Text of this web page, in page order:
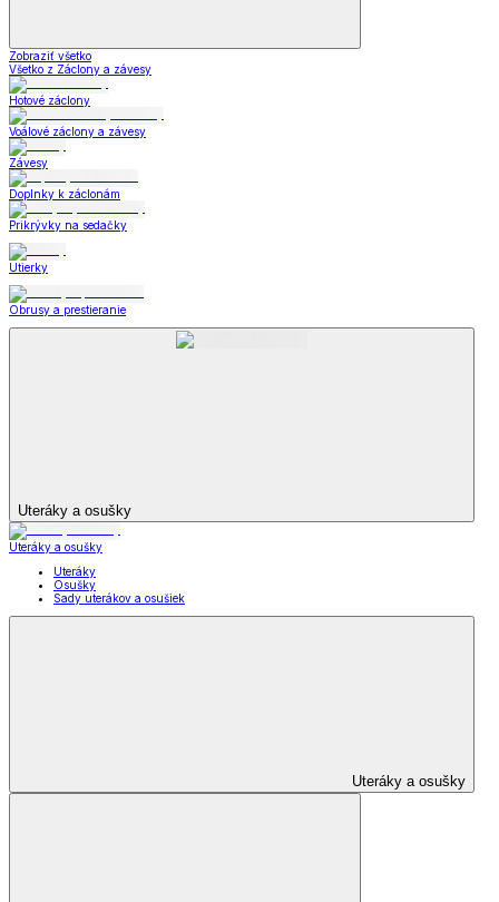
Zobraziť všetko
Všetko z Záclony a závesy
Hotové záclony
Voálové záclony a závesy
Závesy
Doplnky k záclonám
Prikrývky na sedačky
Utierky
Obrusy a prestieranie
Uteráky a osušky
Uteráky a osušky
Uteráky
Osušky
Sady uterákov a osušiek
Uteráky a osušky